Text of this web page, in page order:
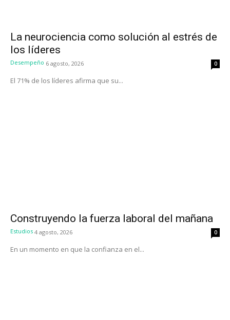
La neurociencia como solución al estrés de
los líderes
Desempeño 6 agosto, 2026 0
El 71% de los líderes afirma que su...
Construyendo la fuerza laboral del mañana
Estudios 4 agosto, 2026 0
En un momento en que la confianza en el...